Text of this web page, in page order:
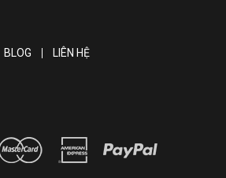
BLOG LIÊN HỆ